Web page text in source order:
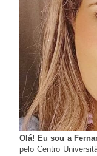
Olá! Eu sou a
pelo Centro